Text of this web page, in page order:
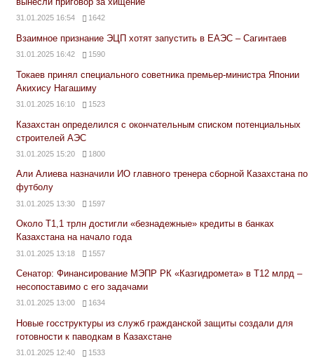
31.01.2025 16:54 1642
Взаимное признание ЭЦП хотят запустить в ЕАЭС – Сагинтаев
31.01.2025 16:42 1590
Токаев принял специального советника премьер-министра Японии
Акихису Нагашиму
31.01.2025 16:10 1523
Казахстан определился с окончательным списком потенциальных
строителей АЭС
31.01.2025 15:20 1800
Али Алиева назначили ИО главного тренера сборной Казахстана по
футболу
31.01.2025 13:30 1597
Около Т1,1 трлн достигли «безнадежные» кредиты в банках
Казахстана на начало года
31.01.2025 13:18 1557
Сенатор: Финансирование МЭПР РК «Казгидромета» в Т12 млрд –
несопоставимо с его задачами
31.01.2025 13:00 1634
Новые госструктуры из служб гражданской защиты создали для
готовности к паводкам в Казахстане
31.01.2025 12:40 1533